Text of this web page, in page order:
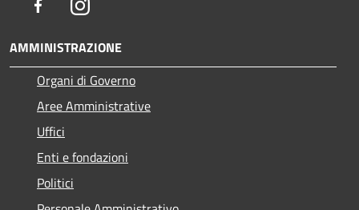
FacebookInstagram
AMMINISTRAZIONE
Organi di Governo
Aree Amministrative
Uffici
Enti e fondazioni
Politici